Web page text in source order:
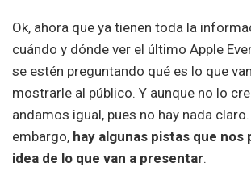
Ok, ahora que ya tienen toda la
cuándo y dónde ver el último Apple
se estén preguntando qué es lo que
mostrarle al público. Y aunque no lo
andamos igual, pues no hay nada claro.
embargo, hay algunas pistas que nos
idea de lo que van a presentar.